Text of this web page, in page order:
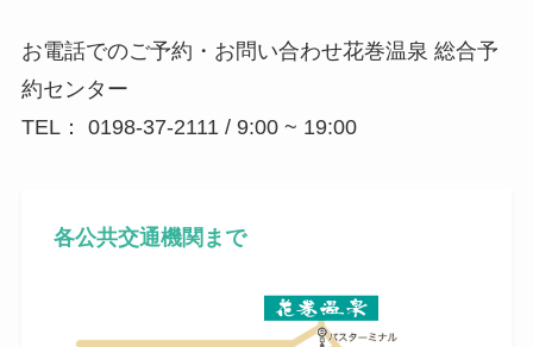
お電話でのご予約・お問い合わせ花巻温泉 総合予
約センター
TEL： 0198-37-2111 / 9:00 ~ 19:00
各公共交通機関まで